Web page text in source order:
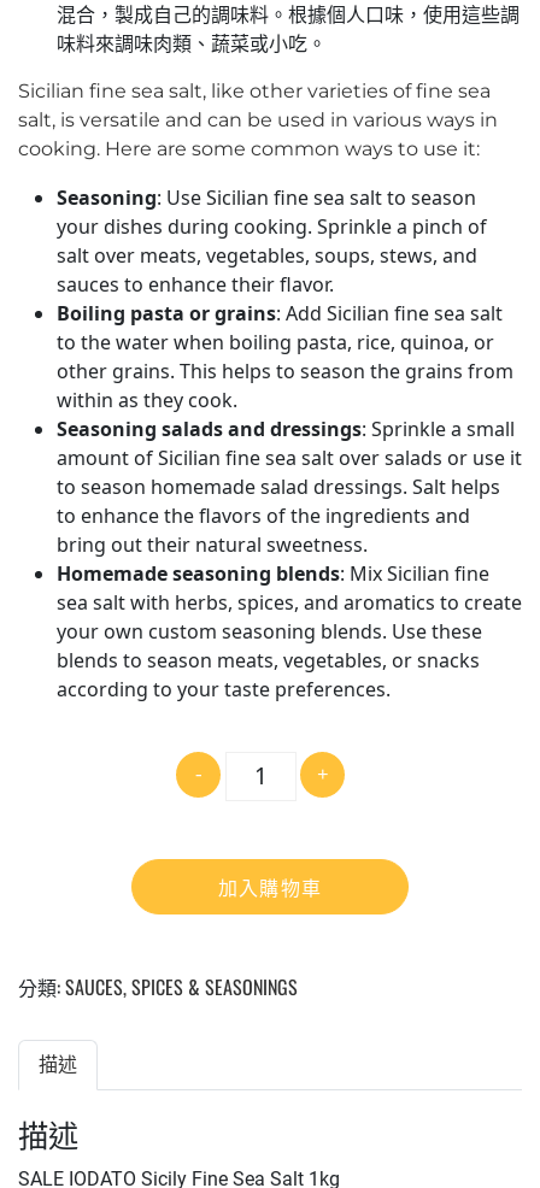
混合，製成自己的調味料。根據個人口味，使用這些調
味料來調味肉類、蔬菜或小吃。
Sicilian fine sea salt, like other varieties of fine sea
salt, is versatile and can be used in various ways in
cooking. Here are some common ways to use it:
Seasoning: Use Sicilian fine sea salt to season
your dishes during cooking. Sprinkle a pinch of
salt over meats, vegetables, soups, stews, and
sauces to enhance their flavor.
Boiling pasta or grains: Add Sicilian fine sea salt
to the water when boiling pasta, rice, quinoa, or
other grains. This helps to season the grains from
within as they cook.
Seasoning salads and dressings: Sprinkle a small
amount of Sicilian fine sea salt over salads or use it
to season homemade salad dressings. Salt helps
to enhance the flavors of the ingredients and
bring out their natural sweetness.
Homemade seasoning blends: Mix Sicilian fine
sea salt with herbs, spices, and aromatics to create
your own custom seasoning blends. Use these
blends to season meats, vegetables, or snacks
according to your taste preferences.
-
數
量
+
加入購物車
分類:SAUCES, SPICES & SEASONINGS
描述
描述
SALE IODATO Sicily Fine Sea Salt 1kg